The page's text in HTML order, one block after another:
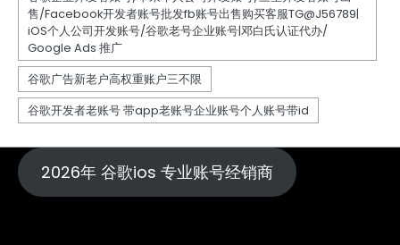
2026年 谷歌ios 专业账号经销商